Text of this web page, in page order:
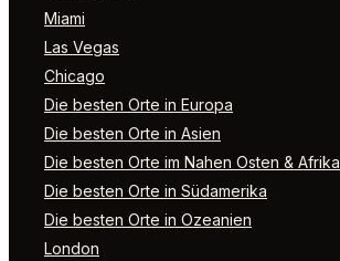
Miami
Las Vegas
Chicago
Die besten Orte in Europa
Die besten Orte in Asien
Die besten Orte im Nahen Osten & Afrika
Die besten Orte in Südamerika
Die besten Orte in Ozeanien
London